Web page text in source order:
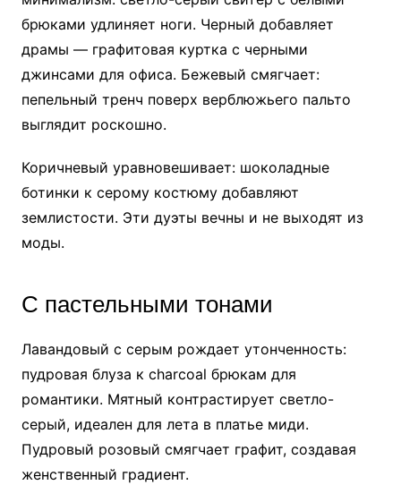
брюками удлиняет ноги. Черный добавляет
драмы — графитовая куртка с черными
джинсами для офиса. Бежевый смягчает:
пепельный тренч поверх верблюжьего пальто
выглядит роскошно.
Коричневый уравновешивает: шоколадные
ботинки к серому костюму добавляют
землистости. Эти дуэты вечны и не выходят из
моды.
С пастельными тонами
Лавандовый с серым рождает утонченность:
пудровая блуза к charcoal брюкам для
романтики. Мятный контрастирует светло-
серый, идеален для лета в платье миди.
Пудровый розовый смягчает графит, создавая
женственный градиент.